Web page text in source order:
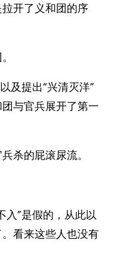
开了义和团的序
及提出“兴清灭洋”
与官兵展开了第一
杀的屁滚尿流。
入”是假的，从此以
看来这些人也没有